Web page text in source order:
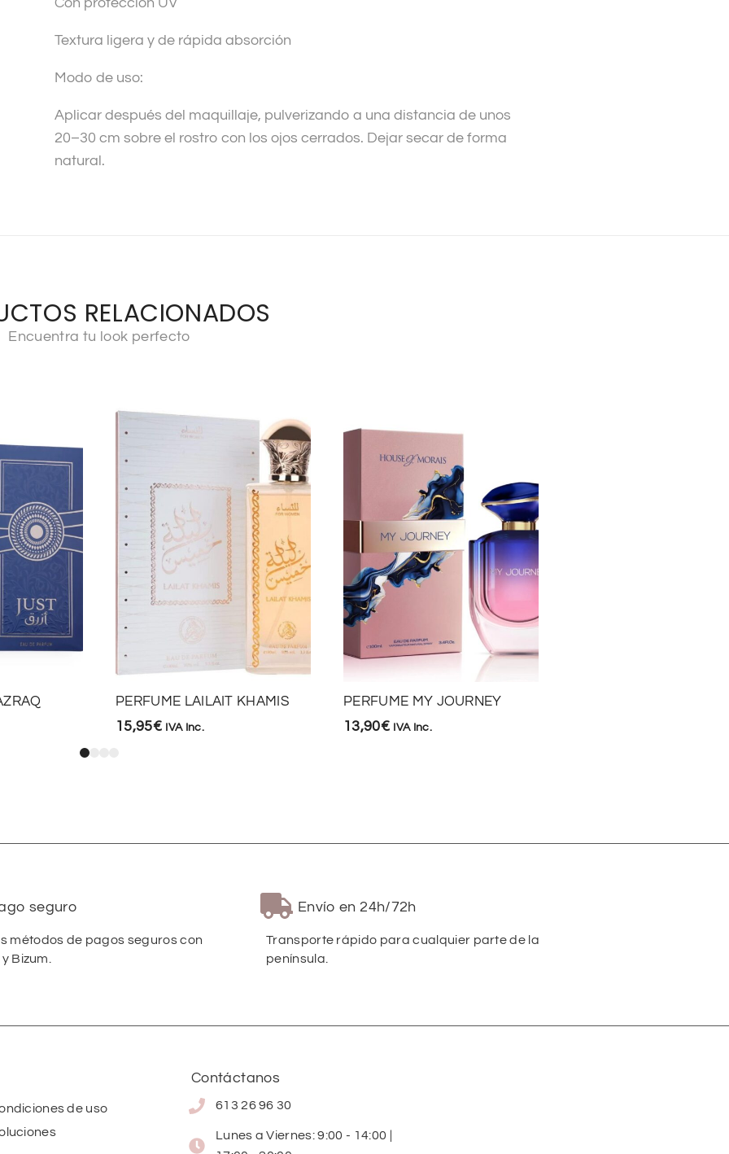
Textura ligera y de rápida absorción
Modo de uso:
Aplicar después del maquillaje, pulverizando a una distancia de unos
20–30 cm sobre el rostro con los ojos cerrados. Dejar secar de forma
natural.
RELACIONADOS
Encuentra tu look perfecto
PERFUME LAILAIT KHAMIS
15,95€ IVA Inc.
PERFUME MY JOURNEY
13,90€ IVA Inc.
seguro
métodos de pagos seguros con
Bizum.
Envío en 24h/72h
Transporte rápido para cualquier parte de la
península.
de uso
Contáctanos
613 26 96 30
Lunes a Viernes: 9:00 - 14:00 |